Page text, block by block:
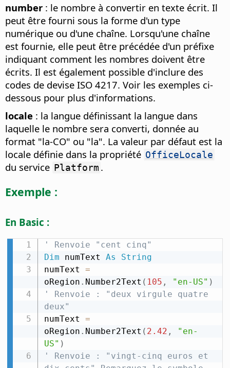
number : le nombre à convertir en texte écrit. Il
peut être fourni sous la forme d'un type
numérique ou d'une chaîne. Lorsqu'une chaîne
est fournie, elle peut être précédée d'un préfixe
indiquant comment les nombres doivent être
écrits. Il est également possible d'inclure des
codes de devise ISO 4217. Voir les exemples ci-
dessous pour plus d'informations.
locale : la langue définissant la langue dans
laquelle le nombre sera converti, donnée au
format "la-CO" ou "la". La valeur par défaut est la
locale définie dans la propriété OfficeLocale
du service Platform .
Exemple :
En Basic :
' Renvoie "cent cinq"
Dim numText As
String
numText =
oRegion . Number2Text ( 105 , "en-US" )
' Renvoie : "deux virgule quatre
deux"
numText =
oRegion . Number2Text ( 2.42 ,
"en-
US" )
' Renvoie : "vingt-cinq euros et